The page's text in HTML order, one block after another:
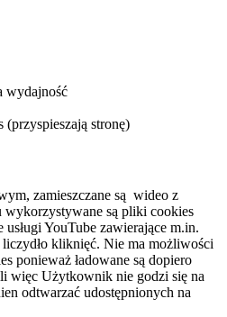
wydajność
stronę)
zamieszczane są wideo z
wykorzystywane są pliki cookies
YouTube zawierające m.in.
kliknięć. Nie ma możliwości
ponieważ ładowane są dopiero
więc Użytkownik nie godzi się na
odtwarzać udostępnionych na